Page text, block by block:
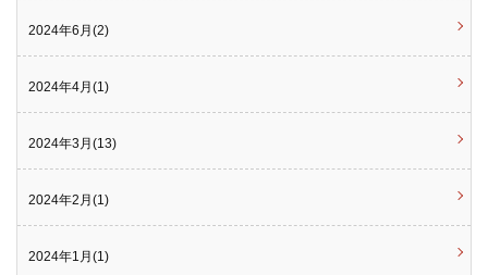
2024年6月(2)
2024年4月(1)
2024年3月(13)
2024年2月(1)
2024年1月(1)